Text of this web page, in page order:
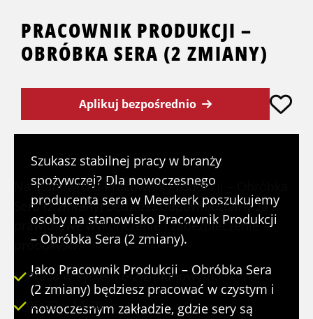
PRACOWNIK PRODUKCJI –
OBRÓBKA SERA (2 ZMIANY)
Aplikuj bezpośrednio
Szukasz stabilnej pracy w branży
spożywczej? Dla nowoczesnego
producenta sera w Meerkerk poszukujemy
osoby na stanowisko Pracownik Produkcji
– Obróbka Sera (2 zmiany).
Jako Pracownik Produkcji – Obróbka Sera
(2 zmiany) będziesz pracować w czystym i
nowoczesnym zakładzie, gdzie sery są
Na stanowisku Pracownik Produkcji – Obróbka
Sera (2 zmiany) będziesz odpowiedzialny za
prawidłowe wykończenie i zabezpieczenie
produktów.
Praca w systemie 2-zmianowym:
05:30 – 14:30